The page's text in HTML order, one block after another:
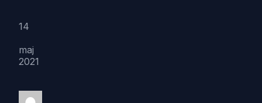
14
maj
2021